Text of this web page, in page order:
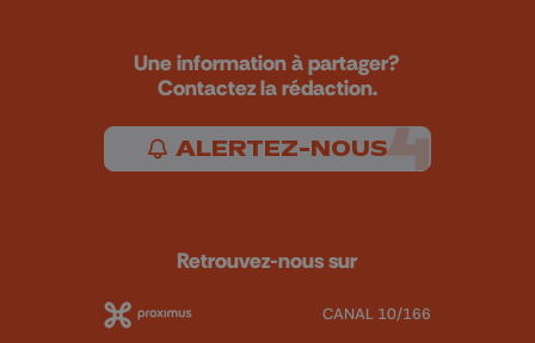
Une information à partager?
Contactez la rédaction.
ALERTEZ-NOUS
Retrouvez-nous sur
CANAL 10/166